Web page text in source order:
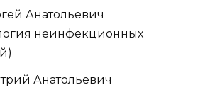
Анатольевич
неинфекционных
Анатольевич